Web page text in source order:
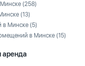
(258)
(13)
в Минске (5)
в Минске (15)
аренда